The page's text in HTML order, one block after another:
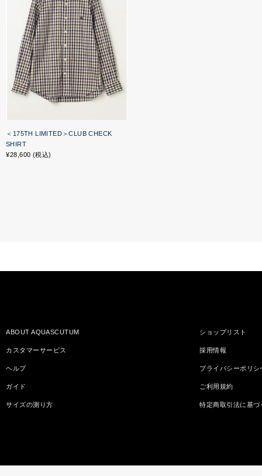
＜175TH LIMITED＞CLUB CHECK
SHIRT
¥28,600 (税込)
ABOUT AQUASCUTUM
カスタマーサービス
ヘルプ
ガイド
サイズの測り方
ショップリスト
採用情報
プライバシーポリシ
ご利用規約
特定商取引法に基づ